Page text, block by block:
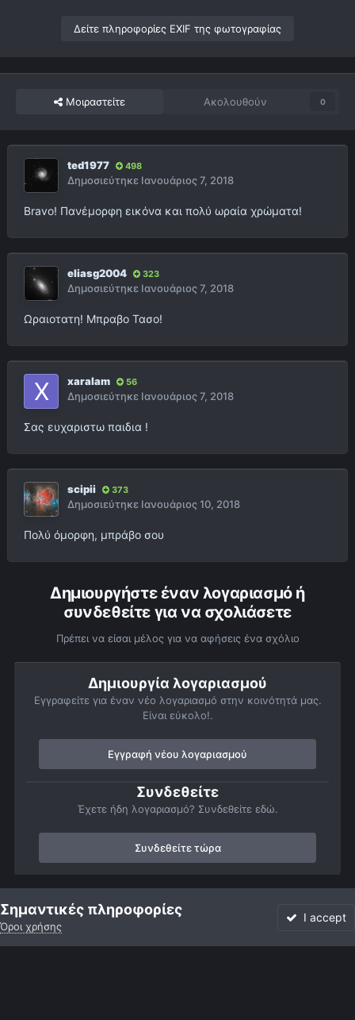
Δείτε πληροφορίες EXIF της φωτογραφίας
Μοιραστείτε Ακολουθούν 0
ted1977 498
Δημοσιεύτηκε Ιανουάριος 7, 2018
Bravo! Πανέμορφη εικόνα και πολύ ωραία χρώματα!
eliasg2004 323
Δημοσιεύτηκε Ιανουάριος 7, 2018
Ωραιοτατη! Μπραβο Τασο!
xaralam 56
Δημοσιεύτηκε Ιανουάριος 7, 2018
Σας ευχαριστω παιδια !
scipii 373
Δημοσιεύτηκε Ιανουάριος 10, 2018
Πολύ όμορφη, μπράβο σου
Δημιουργήστε έναν λογαριασμό ή
συνδεθείτε για να σχολιάσετε
Πρέπει να είσαι μέλος για να αφήσεις ένα σχόλιο
Δημιουργία λογαριασμού
Εγγραφείτε για έναν νέο λογαριασμό στην κοινότητά μας.
Είναι εύκολο!.
Εγγραφή νέου λογαριασμού
Συνδεθείτε
Έχετε ήδη λογαριασμό? Συνδεθείτε εδώ.
Συνδεθείτε τώρα
Αρχή Αστροφωτογραφίες Βαθύς Ουρανός
Σημαντικές πληροφορίες
Όροι χρήσης
I accept
Forum